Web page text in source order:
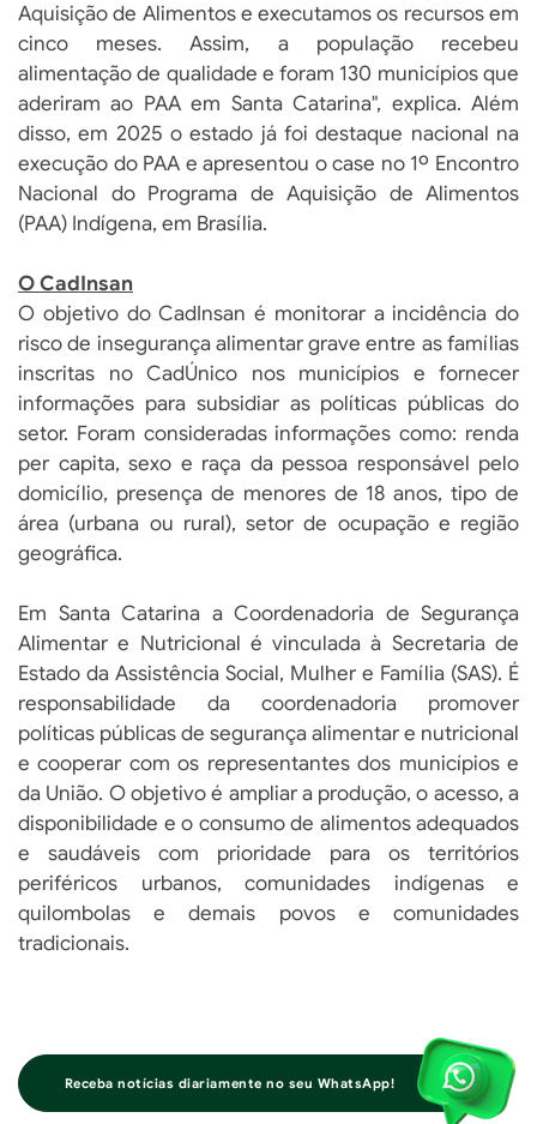
Aquisição de Alimentos e executamos os recursos em
cinco meses. Assim, a população recebeu
alimentação de qualidade e foram 130 municípios que
aderiram ao PAA em Santa Catarina", explica. Além
disso, em 2025 o estado já foi destaque nacional na
execução do PAA e apresentou o case no 1º Encontro
Nacional do Programa de Aquisição de Alimentos
(PAA) Indígena, em Brasília.
O CadInsan
O objetivo do CadInsan é monitorar a incidência do
risco de insegurança alimentar grave entre as famílias
inscritas no CadÚnico nos municípios e fornecer
informações para subsidiar as políticas públicas do
setor. Foram consideradas informações como: renda
per capita, sexo e raça da pessoa responsável pelo
domicílio, presença de menores de 18 anos, tipo de
área (urbana ou rural), setor de ocupação e região
geográfica.
Em Santa Catarina a Coordenadoria de Segurança
Alimentar e Nutricional é vinculada à Secretaria de
Estado da Assistência Social, Mulher e Família (SAS). É
responsabilidade da coordenadoria promover
políticas públicas de segurança alimentar e nutricional
e cooperar com os representantes dos municípios e
da União. O objetivo é ampliar a produção, o acesso, a
disponibilidade e o consumo de alimentos adequados
e saudáveis com prioridade para os territórios
periféricos urbanos, comunidades indígenas e
quilombolas e demais povos e comunidades
tradicionais.
Receba notícias diariamente no seu WhatsApp!